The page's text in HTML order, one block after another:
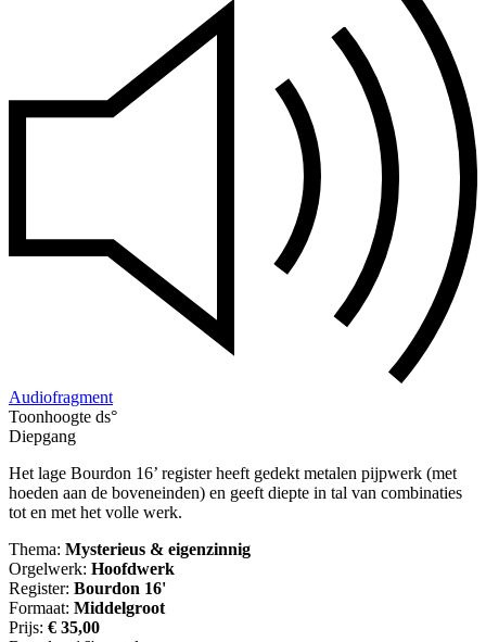
Audiofragment
Toonhoogte ds°
Diepgang
Het lage Bourdon 16’ register heeft gedekt metalen pijpwerk (met
hoeden aan de boveneinden) en geeft diepte in tal van combinaties
tot en met het volle werk.
Thema: Mysterieus & eigenzinnig
Orgelwerk: Hoofdwerk
Register: Bourdon 16'
Formaat: Middelgroot
Prijs: € 35,00